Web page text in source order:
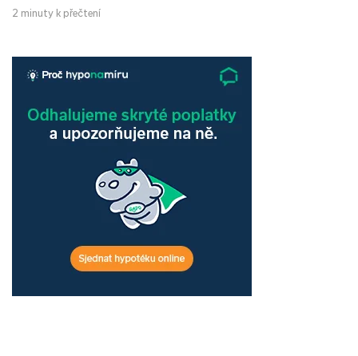
2 minuty k přečtení